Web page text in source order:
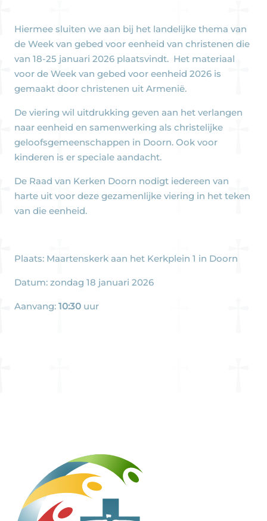
Hiermee sluiten we aan bij het landelijke thema van
de Week van gebed voor eenheid van christenen die
van 18-25 januari 2026 plaatsvindt. Het materiaal
voor de Week van gebed voor eenheid 2026 is
gemaakt door christenen uit Armenië.
De viering wil uitdrukking geven aan het verlangen
naar eenheid en samenwerking als christelijke
geloofsgemeenschappen in Doorn. Ook voor
kinderen is er speciale aandacht.
De Raad van Kerken Doorn nodigt iedereen van
harte uit voor deze gezamenlijke viering in het teken
van die eenheid.
Plaats: Maartenskerk aan het Kerkplein 1 in Doorn
Datum: zondag 18 januari 2026
Aanvang: 10:30 uur